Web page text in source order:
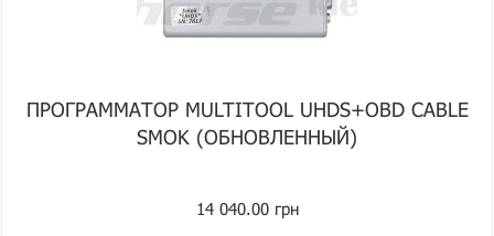
ПРОГРАММАТОР MULTITOOL UHDS+OBD CABLE
SMOK (ОБНОВЛЕННЫЙ)
14 040.00 грн